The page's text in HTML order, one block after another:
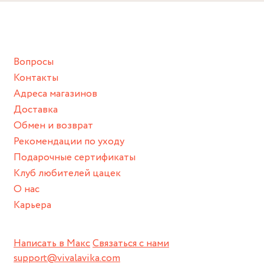
Написать в МаксСвязаться с нами
support@vivalavika.com
Вопросы
Контакты
Адреса магазинов
Доставка
Обмен и возврат
Рекомендации по уходу
Подарочные сертификаты
Клуб любителей цацек
О нас
Карьера